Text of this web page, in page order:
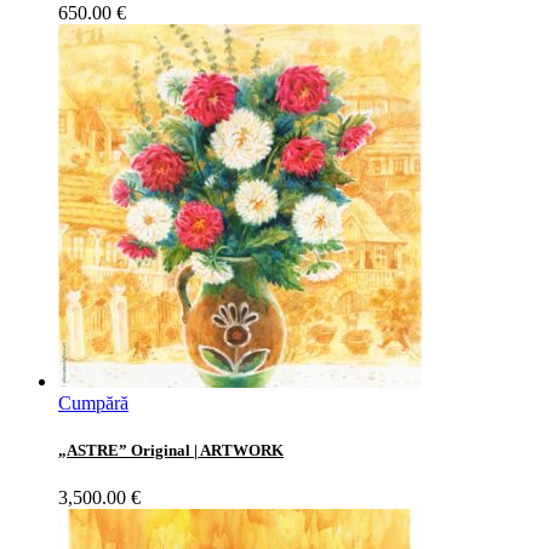
650.00 €
Cumpără
„ASTRE” Original | ARTWORK
3,500.00 €